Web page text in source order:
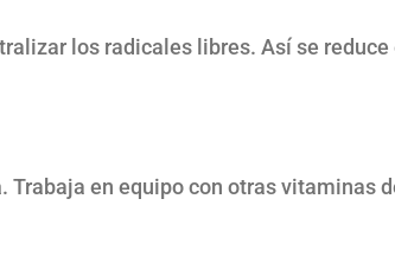
los radicales libres. Así se reduce
. Trabaja en equipo con otras vitaminas